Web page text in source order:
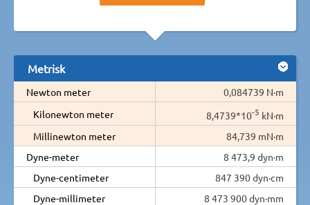
Metrisk
Newton meter
0,084739 N·m
Kilonewton meter
8,4739*10-5 kN·m
Millinewton meter
84,739 mN·m
Dyne-meter
8 473,9 dyn·m
Dyne-centimeter
847 390 dyn·cm
Dyne-millimeter
8 473 900 dyn·mm